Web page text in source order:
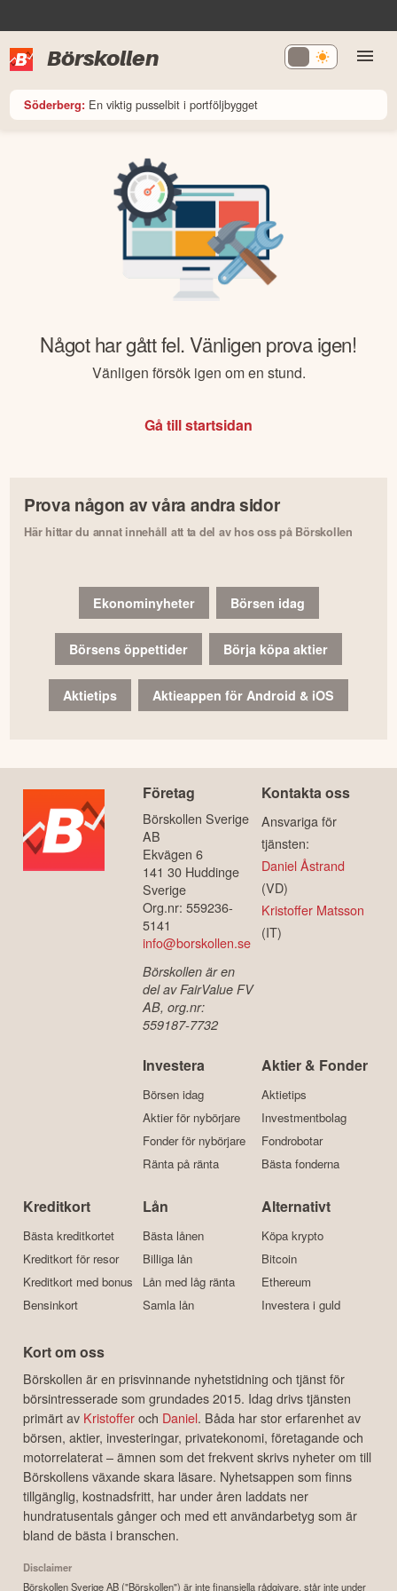
Börskollen
Söderberg: En viktig pusselbit i portföljbygget
Något har gått fel. Vänligen prova igen!
Vänligen försök igen om en stund.
Gå till startsidan
Prova någon av våra andra sidor
Här hittar du annat innehåll att ta del av hos oss på Börskollen
Ekonominyheter Börsen idag
Börsens öppettider Börja köpa aktier
Aktietips Aktieappen för Android & iOS
Företag
Börskollen Sverige
AB
Ekvägen 6
141 30 Huddinge
Sverige
Org.nr: 559236-
5141
info@borskollen.se
Börskollen är en
del av FairValue FV
AB, org.nr:
559187-7732
Kontakta oss
Ansvariga för
tjänsten:
Daniel Åstrand
(VD)
Kristoffer Matsson
(IT)
Investera
Börsen idag
Aktier för nybörjare
Fonder för nybörjare
Ränta på ränta
Aktier & Fonder
Aktietips
Investmentbolag
Fondrobotar
Bästa fonderna
Kreditkort
Bästa kreditkortet
Kreditkort för resor
Kreditkort med bonus
Bensinkort
Lån
Bästa lånen
Billiga lån
Lån med låg ränta
Samla lån
Alternativt
Köpa krypto
Bitcoin
Ethereum
Investera i guld
Kort om oss
Börskollen är en prisvinnande nyhetstidning och tjänst för
börsintresserade som grundades 2015. Idag drivs tjänsten
primärt av Kristofferoch Daniel. Båda har stor erfarenhet av
börsen, aktier, investeringar, privatekonomi, företagande och
motorrelaterat – ämnen som det frekvent skrivs nyheter om till
Börskollens växande skara läsare. Nyhetsappen som finns
tillgänglig, kostnadsfritt, har under åren laddats ner
hundratusentals gånger och med ett användarbetyg som är
bland de bästa i branschen.
Disclaimer
Börskollen Sverige AB ("Börskollen") är inte finansiella rådgivare, står inte under